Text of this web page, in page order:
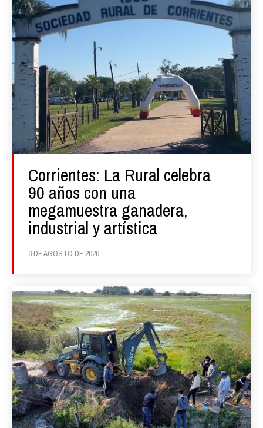
Corrientes: La Rural celebra
90 años con una
megamuestra ganadera,
industrial y artística
6 DE AGOSTO DE 2026